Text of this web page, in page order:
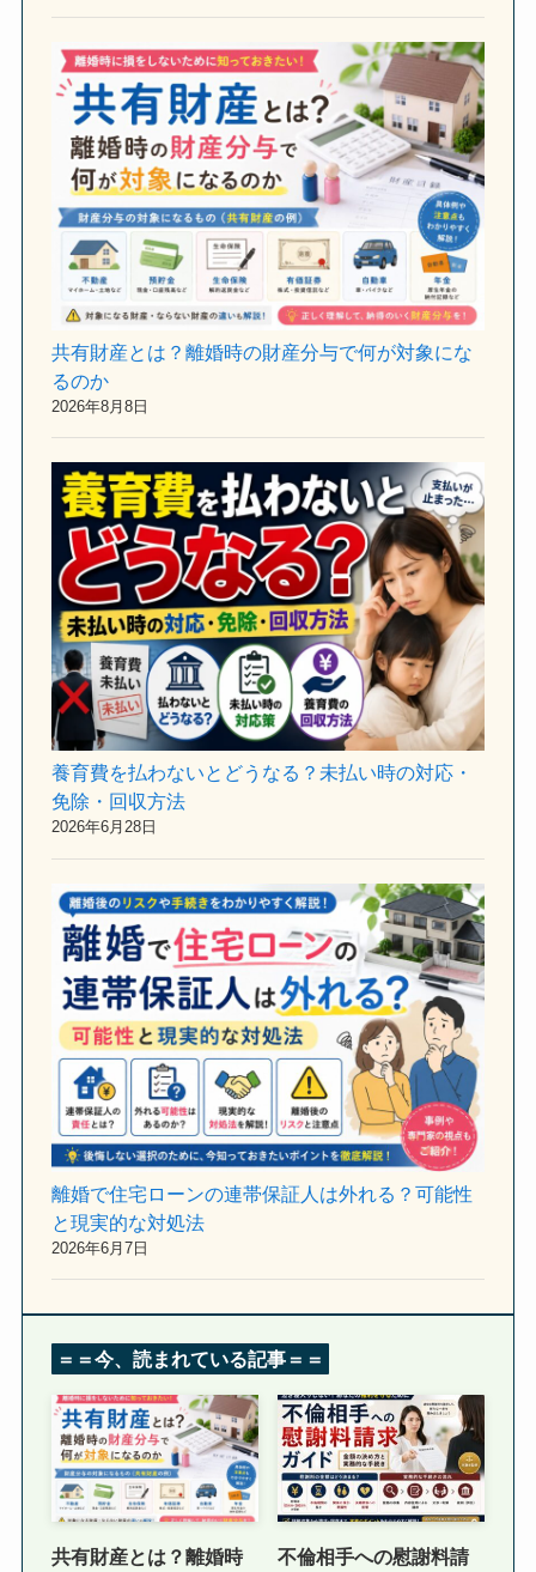
共有財産とは？離婚時の財産分与で何が対象にな
るのか
2026年8月8日
養育費を払わないとどうなる？未払い時の対応・
免除・回収方法
2026年6月28日
離婚で住宅ローンの連帯保証人は外れる？可能性
と現実的な対処法
2026年6月7日
＝＝今、読まれている記事＝＝
共有財産とは？離婚時
不倫相手への慰謝料請